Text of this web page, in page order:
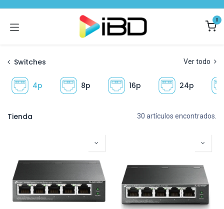
0
Switches Ver todo
4p 8p 16p 24p
Tienda 30 artículos encontrados.